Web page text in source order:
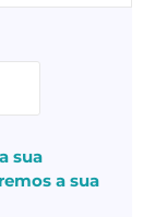
sua
a sua